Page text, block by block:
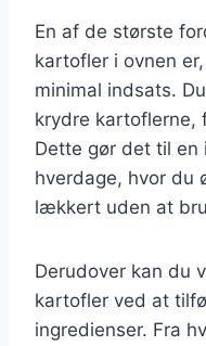
En af de største
kartofler i ovnen
minimal indsats.
krydre
Dette gør det til en
hverdage, hvor du
lækkert uden at
Derudover kan du
kartofler ved at
ingredienser. Fra